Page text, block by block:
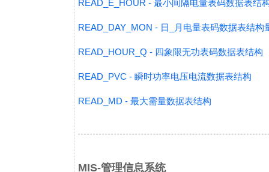
READ_E_HOUR - 最小间隔电量表码数据表结
READ_DAY_MON - 日_月电量表码数据表结构
READ_HOUR_Q - 四象限无功表码数据表结构
READ_PVC - 瞬时功率电压电流数据表结构
READ_MD - 最大需量数据表结构
MIS-管理信息系统